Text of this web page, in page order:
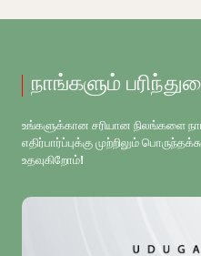
நாங்களும்
உங்களுக்கான சரியான நிலங்களை
எதிர்பார்ப்புக்கு முற்றிலும்
உதவுகிறோம்!